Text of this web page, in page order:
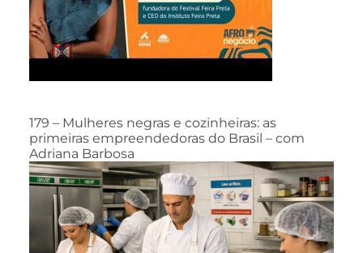
179 – Mulheres negras e cozinheiras: as
primeiras empreendedoras do Brasil – com
Adriana Barbosa